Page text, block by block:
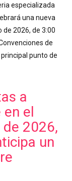
especializada
una nueva
de 2026, de 3:00
de
punto de
a
en el
2026,
un